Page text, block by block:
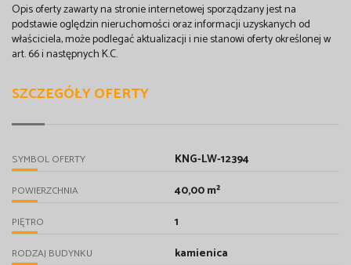
Opis oferty zawarty na stronie internetowej sporządzany jest na
podstawie oględzin nieruchomości oraz informacji uzyskanych od
właściciela, może podlegać aktualizacji i nie stanowi oferty określonej w
art. 66 i następnych K.C.
SZCZEGÓŁY OFERTY
SYMBOL OFERTY KNG-LW-12394
POWIERZCHNIA 40,00 m²
PIĘTRO 1
RODZAJ BUDYNKU kamienica